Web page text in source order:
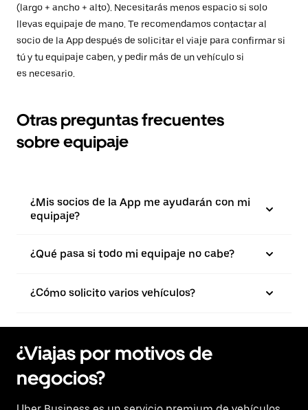
(largo + ancho + alto). Necesitarás menos espacio si solo
llevas equipaje de mano. Te recomendamos contactar al
socio de la App después de solicitar el viaje para confirmar si
tú y tu equipaje caben, y pedir más de un vehículo si
es necesario.
Otras preguntas frecuentes
sobre equipaje
¿Mis socios de la App me ayudarán con mi
equipaje?
¿Qué pasa si todo mi equipaje no cabe?
¿Cómo solicito varios vehículos?
¿Viajas por motivos de
negocios?